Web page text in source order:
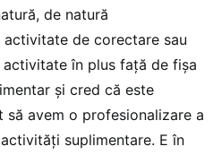
de natură
de corectare sau
în plus față de fișa
și cred că este
avem o profesionalizare a
suplimentare. E în